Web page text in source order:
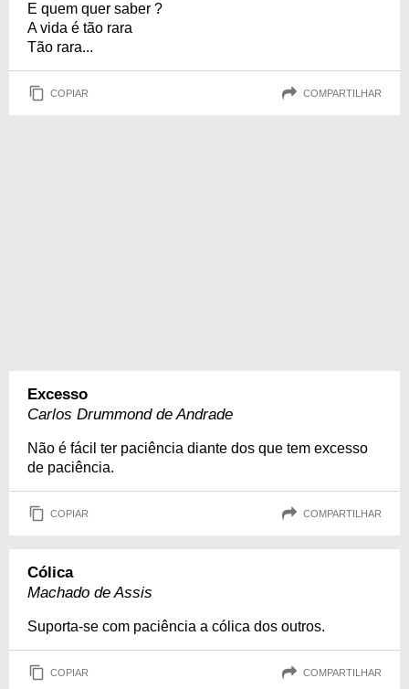
E quem quer saber ?
A vida é tão rara
Tão rara...
COPIAR COMPARTILHAR
Excesso
Carlos Drummond de Andrade
Não é fácil ter paciência diante dos que tem excesso
de paciência.
COPIAR COMPARTILHAR
Cólica
Machado de Assis
Suporta-se com paciência a cólica dos outros.
COPIAR COMPARTILHAR